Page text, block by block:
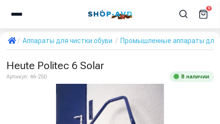
0
Аппараты для чистки обуви Промышленные аппараты для
Heute Politec 6 Solar
Артикул: 46-250 В наличии